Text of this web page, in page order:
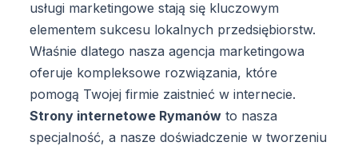
usługi marketingowe stają się kluczowym
elementem sukcesu lokalnych przedsiębiorstw.
Właśnie dlatego nasza agencja marketingowa
oferuje kompleksowe rozwiązania, które
pomogą Twojej firmie zaistnieć w internecie.
Strony internetowe Rymanów to nasza
specjalność, a nasze doświadczenie w tworzeniu